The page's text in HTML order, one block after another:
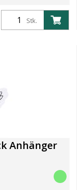
Stk.
Anhänger